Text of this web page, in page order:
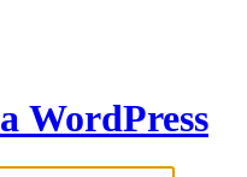
WordPress